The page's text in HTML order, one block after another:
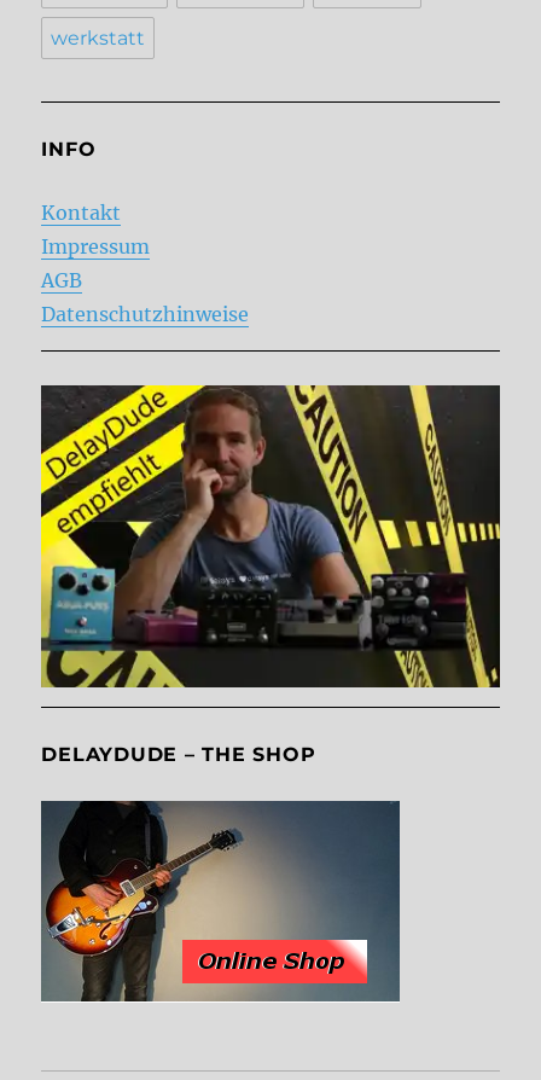
werkstatt
INFO
Kontakt
Impressum
AGB
Datenschutzhinweise
DELAYDUDE – THE SHOP